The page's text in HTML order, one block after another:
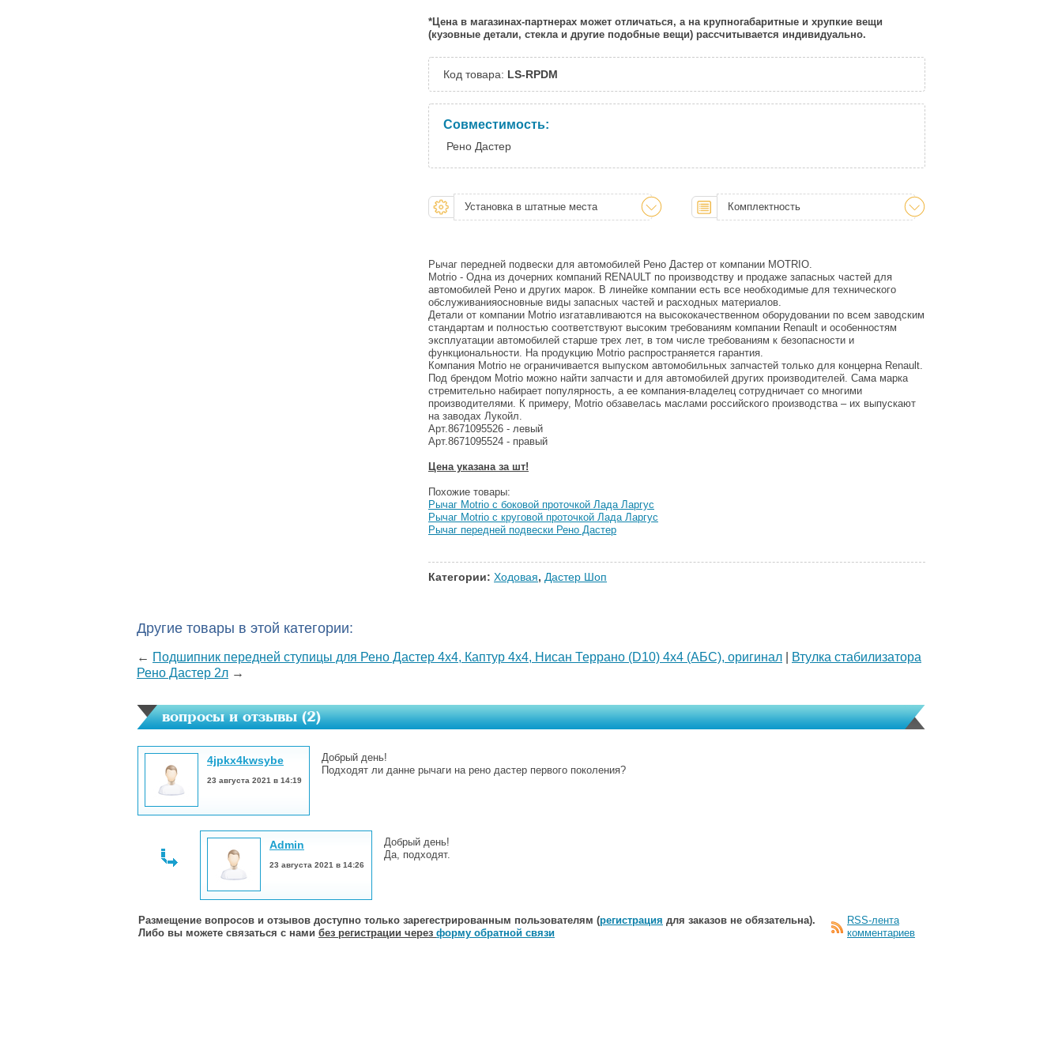
*Цена в магазинах-партнерах может отличаться, а на крупногабаритные и хрупкие вещи
(кузовные детали, стекла и другие подобные вещи) рассчитывается индивидуально.
Код товара: LS-RPDM
Совместимость:
Рено Дастер
Установка в штатные места Комплектность
Рычаг передней подвески для автомобилей Рено Дастер от компании MOTRIO.
Motrio - Одна из дочерних компаний RENAULT по производству и продаже запасных частей для
автомобилей Рено и других марок. В линейке компании есть все необходимые для технического
обслуживанияосновные виды запасных частей и расходных материалов.
Детали от компании Motrio изгатавливаются на высококачественном оборудовании по всем заводским
стандартам и полностью соответствуют высоким требованиям компании Renault и особенностям
эксплуатации автомобилей старше трех лет, в том числе требованиям к безопасности и
функциональности. На продукцию Motrio распространяется гарантия.
Компания Motrio не ограничивается выпуском автомобильных запчастей только для концерна Renault.
Под брендом Motrio можно найти запчасти и для автомобилей других производителей. Сама марка
стремительно набирает популярность, а ее компания-владелец сотрудничает со многими
производителями. К примеру, Motrio обзавелась маслами российского производства – их выпускают
на заводах Лукойл.
Арт.8671095526 - левый
Арт.8671095524 - правый
Цена указана за шт!
Похожие товары:
Рычаг Motrio с боковой проточкой Лада Ларгус
Рычаг Motrio с круговой проточкой Лада Ларгус
Рычаг передней подвески Рено Дастер
Категории: Ходовая, Дастер Шоп
Другие товары в этой категории:
← Подшипник передней ступицы для Рено Дастер 4х4, Каптур 4х4, Нисан Террано (D10) 4x4 (АБС), оригинал
Втулка стабилизатора
Рено Дастер 2л →
вопросы и отзывы (2)
4jpkx4kwsybe
23 августа 2021 в 14:19
Добрый день!
Подходят ли данне рычаги на рено дастер первого поколения?
Admin
23 августа 2021 в 14:26
Добрый день!
Да, подходят.
Размещение вопросов и отзывов доступно только зарегестрированным пользователям (регистрация для заказов не обязательна).
Либо вы можете связаться с нами без регистрации через форму обратной связи
RSS-лента
комментариев